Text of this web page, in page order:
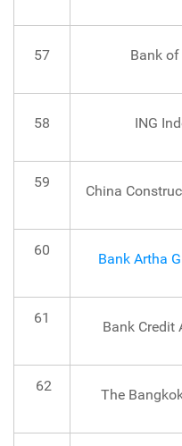
57 Bank of
58 ING
59
China
60
Bank Artha
61
Bank Credit
62
The